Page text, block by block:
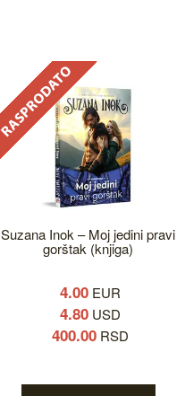
Suzana Inok – Moj jedini pravi
gorštak (knjiga)
4.00 EUR
4.80 USD
400.00 RSD